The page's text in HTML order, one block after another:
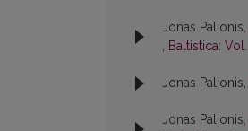
Jonas Palionis,
, Baltistica:
Jonas Palionis,
Jonas Palionis,